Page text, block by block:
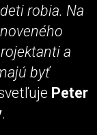
robia. Na
a
byť
Peter
.